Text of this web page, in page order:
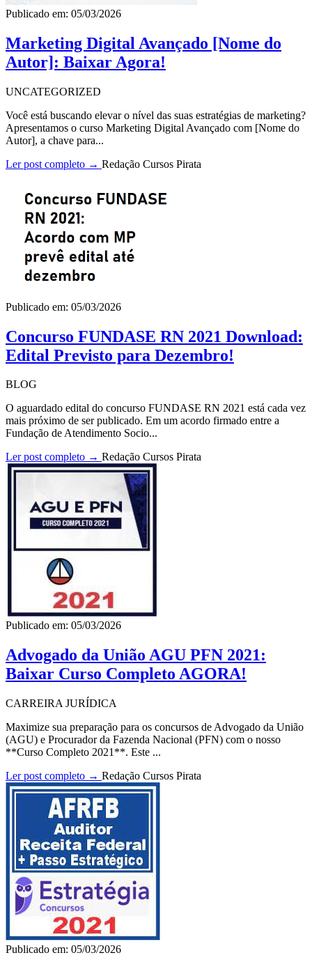
Publicado em: 05/03/2026
Marketing Digital Avançado [Nome do
Autor]: Baixar Agora!
UNCATEGORIZED
Você está buscando elevar o nível das suas estratégias de marketing?
Apresentamos o curso Marketing Digital Avançado com [Nome do
Autor], a chave para...
Ler post completo → Redação Cursos Pirata
Publicado em: 05/03/2026
Concurso FUNDASE RN 2021 Download:
Edital Previsto para Dezembro!
BLOG
O aguardado edital do concurso FUNDASE RN 2021 está cada vez
mais próximo de ser publicado. Em um acordo firmado entre a
Fundação de Atendimento Socio...
Ler post completo → Redação Cursos Pirata
Publicado em: 05/03/2026
Advogado da União AGU PFN 2021:
Baixar Curso Completo AGORA!
CARREIRA JURÍDICA
Maximize sua preparação para os concursos de Advogado da União
(AGU) e Procurador da Fazenda Nacional (PFN) com o nosso
**Curso Completo 2021**. Este ...
Ler post completo → Redação Cursos Pirata
Publicado em: 05/03/2026